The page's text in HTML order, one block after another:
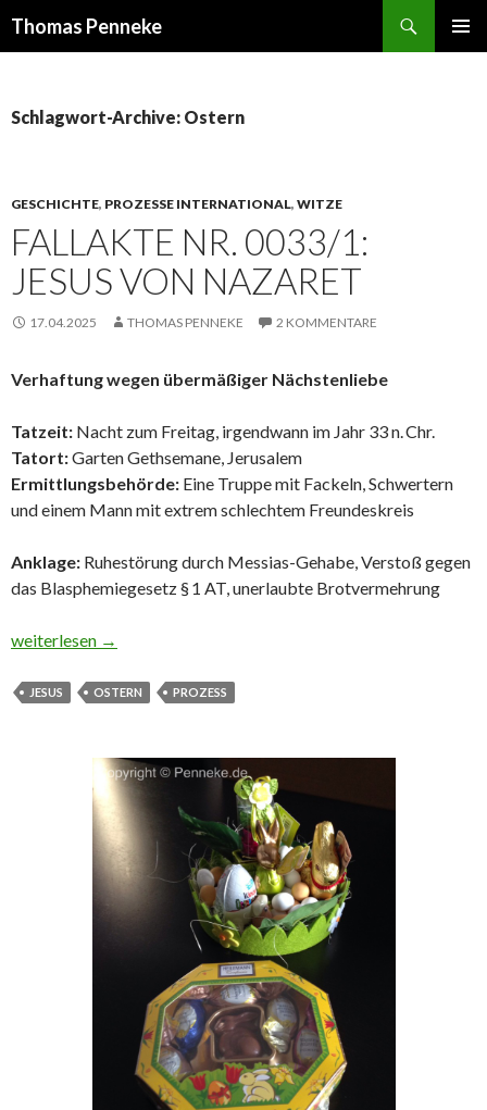
Thomas Penneke
Schlagwort-Archive: Ostern
GESCHICHTE, PROZESSE INTERNATIONAL, WITZE
FALLAKTE NR. 0033/1:
JESUS VON NAZARET
17.04.2025 THOMAS PENNEKE 2 KOMMENTARE
Verhaftung wegen übermäßiger Nächstenliebe
Tatzeit: Nacht zum Freitag, irgendwann im Jahr 33 n. Chr.
Tatort:Garten Gethsemane, Jerusalem
Ermittlungsbehörde: Eine Truppe mit Fackeln, Schwertern
und einem Mann mit extrem schlechtem Freundeskreis
Anklage: Ruhestörung durch Messias-Gehabe, Verstoß gegen
das Blasphemiegesetz § 1 AT, unerlaubte Brotvermehrung
Fallakte Nr. 0033/1: Jesus von Nazaret
weiterlesen →
JESUS OSTERN PROZESS